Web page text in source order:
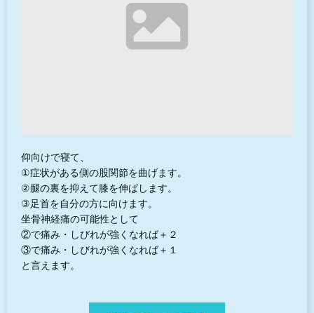
仰向けで寝て、
①症状がある側の股関節を曲げます。
②腿の裏を抑えて膝を伸ばします。
③足首を自分の方に向けます。
坐骨神経痛の可能性として
②で痛み・しびれが強くなれば＋２
③で痛み・しびれが強くなれば＋１
と言えます。